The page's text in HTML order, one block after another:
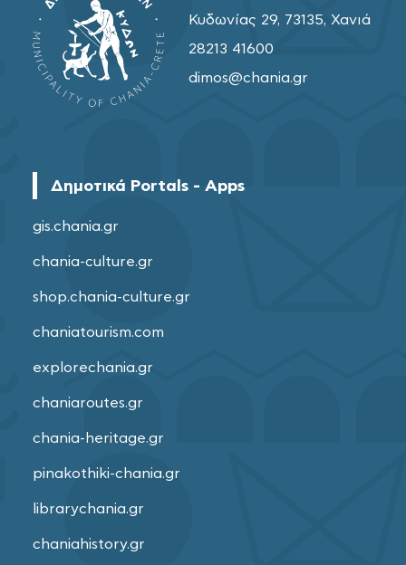
Κυδωνίας 29, 73135, Χανιά
28213 41600
dimos@chania.gr
Δημοτικά Portals - Apps
gis.chania.gr
chania-culture.gr
shop.chania-culture.gr
chaniatourism.com
explorechania.gr
chaniaroutes.gr
chania-heritage.gr
pinakothiki-chania.gr
librarychania.gr
chaniahistory.gr